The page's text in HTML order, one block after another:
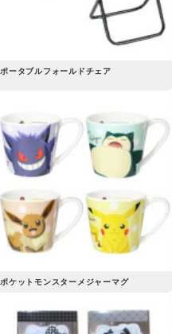
ポータブルフォールドチェア
ポケットモンスターメジャーマグ